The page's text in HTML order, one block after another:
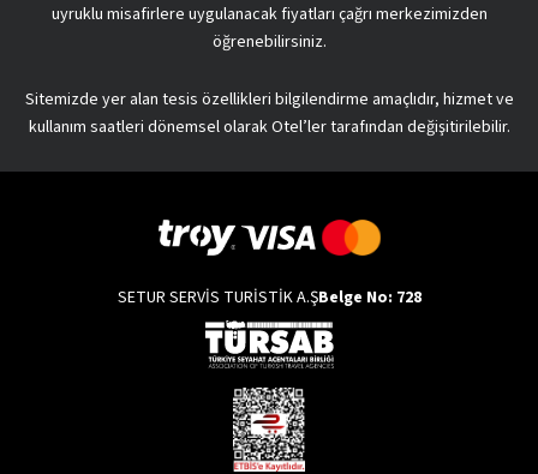
uyruklu misafirlere uygulanacak fiyatları çağrı merkezimizden
öğrenebilirsiniz.
Sitemizde yer alan tesis özellikleri bilgilendirme amaçlıdır, hizmet ve
kullanım saatleri dönemsel olarak Otel’ler tarafından değişitirilebilir.
SETUR SERVİS TURİSTİK A.ŞBelge No: 728